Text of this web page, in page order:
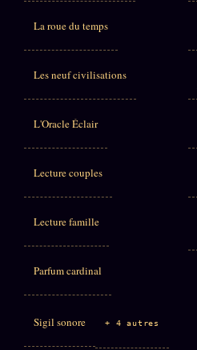
La roue du temps
Les neuf civilisations
L'Oracle Éclair
Lecture couples
Lecture famille
Parfum cardinal
Sigil sonore + 4 autres